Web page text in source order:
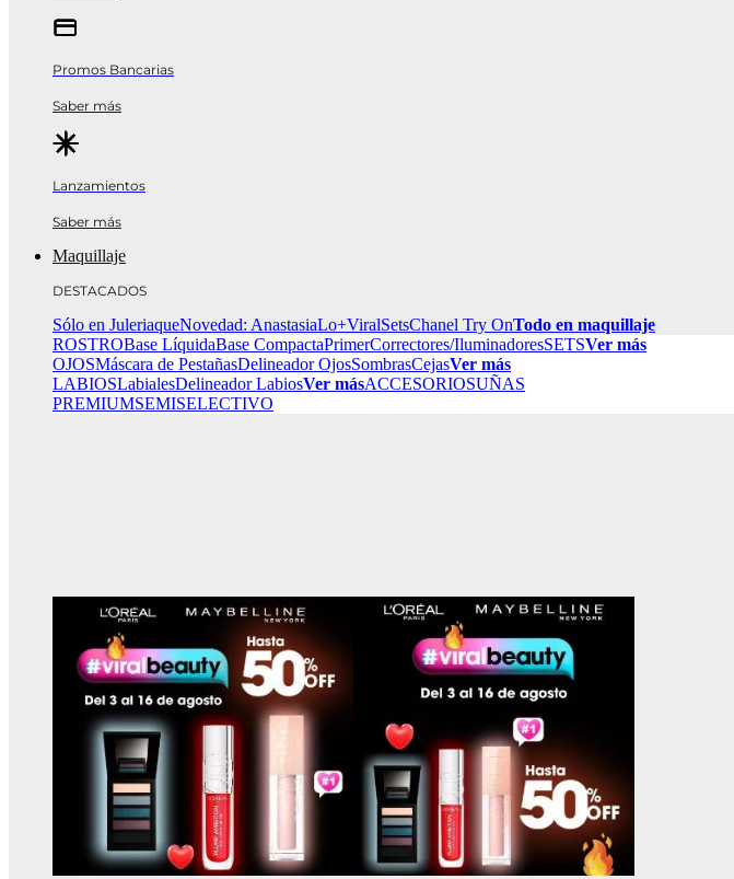
Promos Bancarias
Saber más
Lanzamientos
Saber más
Maquillaje
DESTACADOS
Sólo en JuleriaqueNovedad: AnastasiaLo+ViralSetsChanel Try OnTodo en maquillaje
ROSTROBase LíquidaBase CompactaPrimerCorrectores/IluminadoresSETSVer más
OJOSMáscara de PestañasDelineador OjosSombrasCejasVer más
LABIOSLabialesDelineador LabiosVer másACCESORIOSUÑAS
PREMIUMSEMISELECTIVO